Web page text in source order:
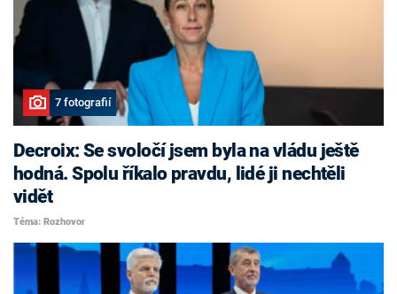
7 fotografií
Decroix: Se svoločí jsem byla na vládu ještě
hodná. Spolu říkalo pravdu, lidé ji nechtěli
vidět
Téma: Rozhovor